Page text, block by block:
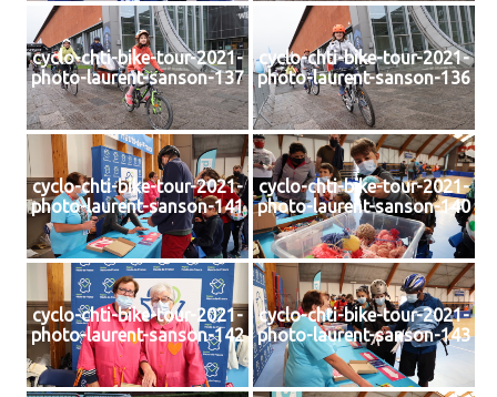
cyclo-chti-bike-tour-2021-
photo-laurent-sanson-137
cyclo-chti-bike-tour-2021-
photo-laurent-sanson-136
cyclo-chti-bike-tour-2021-
photo-laurent-sanson-141
cyclo-chti-bike-tour-2021-
photo-laurent-sanson-140
cyclo-chti-bike-tour-2021-
photo-laurent-sanson-142
cyclo-chti-bike-tour-2021-
photo-laurent-sanson-143